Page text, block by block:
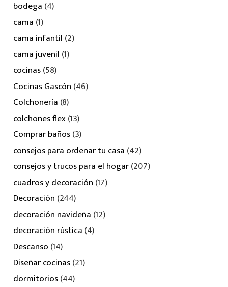
bodega (4)
cama (1)
cama infantil (2)
cama juvenil (1)
cocinas(58)
Cocinas Gascón (46)
Colchonería (8)
colchones flex(13)
Comprar baños(3)
consejos para ordenar tu casa (42)
consejos y trucos para el hogar(207)
cuadros y decoración (17)
Decoración (244)
decoración navideña (12)
decoración rústica (4)
Descanso (14)
Diseñar cocinas(21)
dormitorios(44)